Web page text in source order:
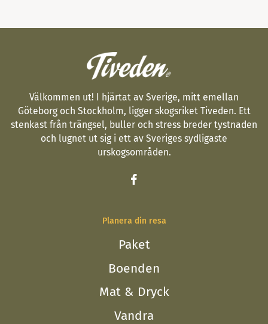
Välkommen ut! I hjärtat av Sverige, mitt emellan
Göteborg och Stockholm, ligger skogsriket Tiveden. Ett
stenkast från trängsel, buller och stress breder tystnaden
och lugnet ut sig i ett av Sveriges sydligaste
urskogsområden.
Planera din resa
Paket
Boenden
Mat & Dryck
Vandra